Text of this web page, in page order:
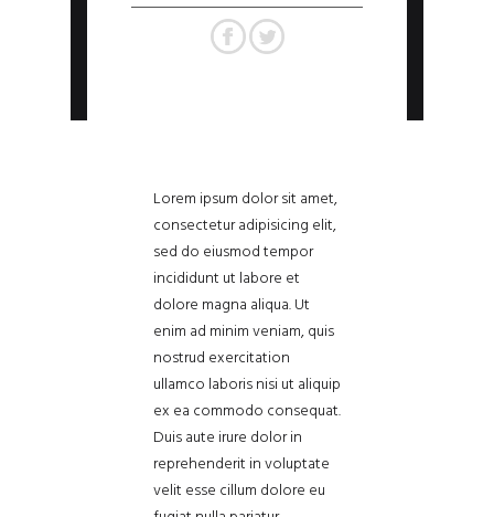
Lorem ipsum dolor sit amet,
consectetur adipisicing elit,
sed do eiusmod tempor
incididunt ut labore et
dolore magna aliqua. Ut
enim ad minim veniam, quis
nostrud exercitation
ullamco laboris nisi ut aliquip
ex ea commodo consequat.
Duis aute irure dolor in
reprehenderit in voluptate
velit esse cillum dolore eu